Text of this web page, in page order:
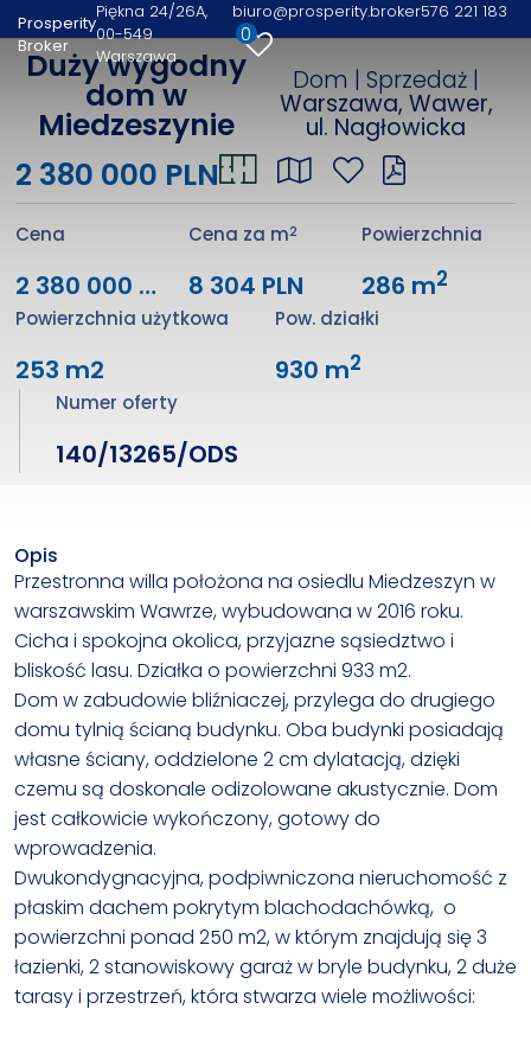
Prosperity
Broker
Piękna 24/26A
00-549
Warszawa
biuro@prosperity.broker576 221 183
0
Duży wygodny
dom w
Miedzeszynie
Dom | Sprzedaż |
Warszawa, Wawer,
ul. Nagłowicka
2 380 000 PLN
Cena
2 380 000 PLN
Cena za m2
8 304 PLN
Powierzchnia
286 m2
Powierzchnia użytkowa
253 m2
Pow. działki
930 m2
Numer oferty
140/13265/ODS
Opis
Przestronna willa położona na osiedlu Miedzeszyn w
warszawskim Wawrze, wybudowana w 2016 roku.
Cicha i spokojna okolica, przyjazne sąsiedztwo i
bliskość lasu. Działka o powierzchni 933 m2.
Dom w zabudowie bliźniaczej, przylega do drugiego
domu tylnią ścianą budynku. Oba budynki posiadają
własne ściany, oddzielone 2 cm dylatacją, dzięki
czemu są doskonale odizolowane akustycznie. Dom
jest całkowicie wykończony, gotowy do
wprowadzenia.
Dwukondygnacyjna, podpiwniczona nieruchomość z
płaskim dachem pokrytym blachodachówką, o
powierzchni ponad 250 m2, w którym znajdują się 3
łazienki, 2 stanowiskowy garaż w bryle budynku, 2 duże
tarasy i przestrzeń, która stwarza wiele możliwości: